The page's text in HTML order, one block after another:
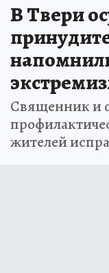
В Твери
Священник и
жителей